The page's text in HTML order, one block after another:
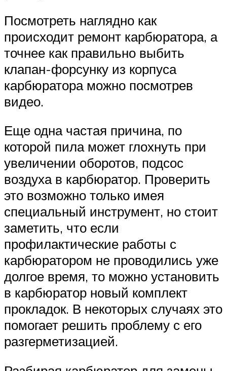
Посмотреть наглядно как
происходит ремонт карбюратора, а
точнее как правильно выбить
клапан-форсунку из корпуса
карбюратора можно посмотрев
видео.
Еще одна частая причина, по
которой пила может глохнуть при
увеличении оборотов, подсос
воздуха в карбюратор. Проверить
это возможно только имея
специальный инструмент, но стоит
заметить, что если
профилактические работы с
карбюратором не проводились уже
долгое время, то можно установить
в карбюратор новый комплект
прокладок. В некоторых случаях это
помогает решить проблему с его
разгерметизацией.